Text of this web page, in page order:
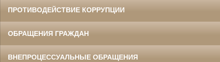
ПРОТИВОДЕЙСТВИЕ КОРРУПЦИИ
ОБРАЩЕНИЯ ГРАЖДАН
ВНЕПРОЦЕССУАЛЬНЫЕ ОБРАЩЕНИЯ